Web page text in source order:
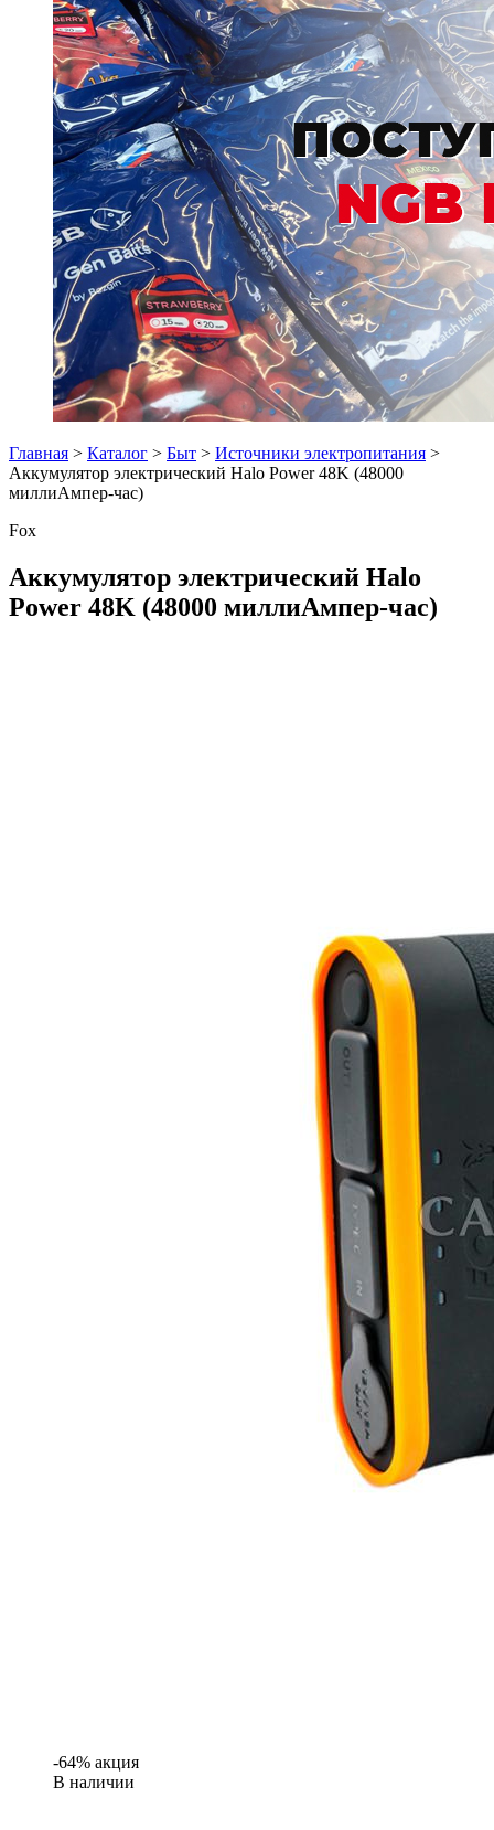
Главная > Каталог > Быт > Источники электропитания >
Аккумулятор электрический Halo Power 48K (48000
миллиАмпер-час)
Fox
Аккумулятор электрический Halo
Power 48K (48000 миллиАмпер-час)
-64% акция
В наличии